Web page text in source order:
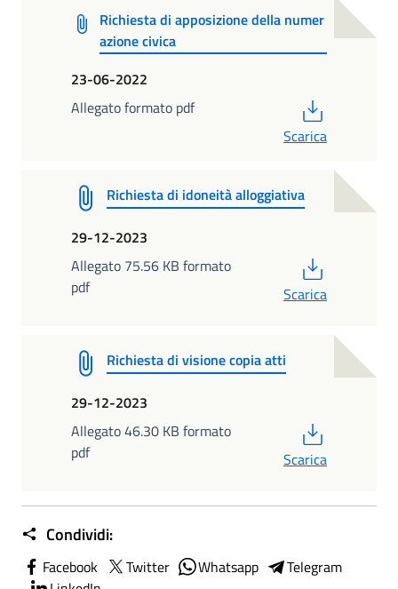
Richiesta di apposizione della numer
azione civica
23-06-2022
Allegato formato pdf
Scarica
Richiesta di idoneità alloggiativa
29-12-2023
Allegato 75.56 KB formato
pdf
Scarica
Richiesta di visione copia atti
29-12-2023
Allegato 46.30 KB formato
pdf
Scarica
Condividi:
Facebook Twitter Whatsapp
Telegram